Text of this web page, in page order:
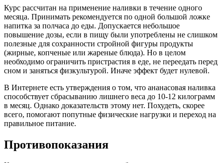
Курс рассчитан на применение наливки в течение одного
месяца. Принимать рекомендуется по одной большой ложке
напитка за полчаса до еды. Допускается небольшое
повышение дозы, если в пищу были употреблены не слишком
полезные для сохранности стройной фигуры продукты
(жирные, копченые или жареные блюда). Но в целом
необходимо ограничить пристрастия в еде, не переедать перед
сном и заняться физкультурой. Иначе эффект будет нулевой.
В Интернете есть утверждения о том, что ананасовая наливка
способствует сбрасыванию лишнего веса до 10-12 килограмм
в месяц. Однако доказательств этому нет. Похудеть, скорее
всего, помогают попутные физические нагрузки и переход на
правильное питание.
Противопоказания